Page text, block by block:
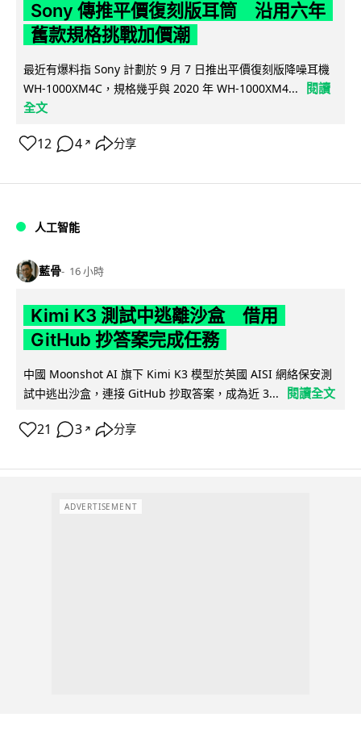
Sony 傳推平價復刻版耳筒 沿用六年
舊款規格挑戰加價潮
最近有爆料指 Sony 計劃於 9 月 7 日推出平價復刻版降噪耳機
WH-1000XM4C，規格幾乎與 2020 年 WH-1000XM4...
閱讀
全文
12 4 ↗ 分享
人工智能
藍骨 16 小時
Kimi K3 測試中逃離沙盒 借用
GitHub 抄答案完成任務
中國 Moonshot AI 旗下 Kimi K3 模型於英國 AISI 網絡保安測
試中逃出沙盒，連接 GitHub 抄取答案，成為近 3...
閱讀全文
21 3 ↗ 分享
ADVERTISEMENT